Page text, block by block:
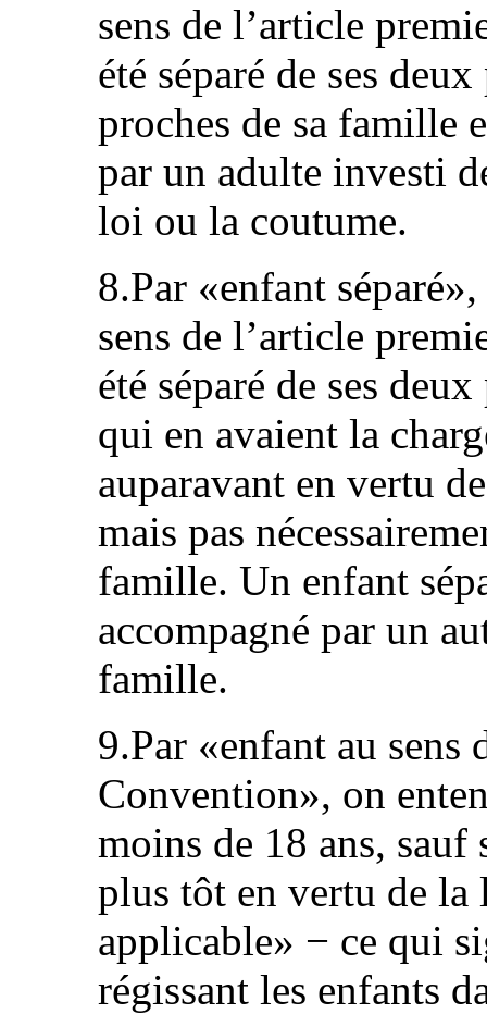
sens de l’article
été séparé de ses
proches de sa famille
par un adulte investi
loi ou la coutume.
8.Par «enfant
sens de l’article
été séparé de ses
qui en avaient la
auparavant en vertu
mais pas
famille. Un enfant
accompagné par un
famille.
9.Par «enfant au sens
Convention», on
moins de 18 ans,
plus tôt en vertu de
applicable» − ce qui
régissant les enfants